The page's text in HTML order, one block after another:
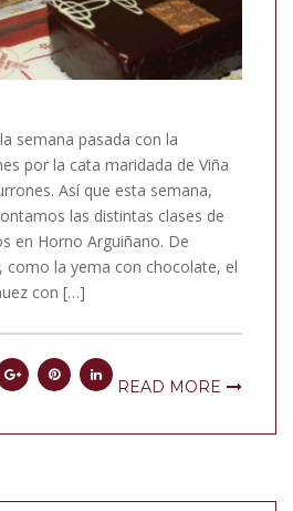
semana pasada con la
por la cata maridada de Viña
Así que esta semana,
las distintas clases de
en Horno Arguiñano. De
como la yema con chocolate, el
con […]
READ MORE